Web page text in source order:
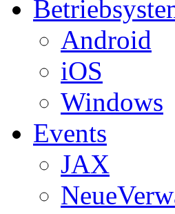
Android
iOS
Windows
Events
JAX